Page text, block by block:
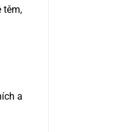
těm,
a